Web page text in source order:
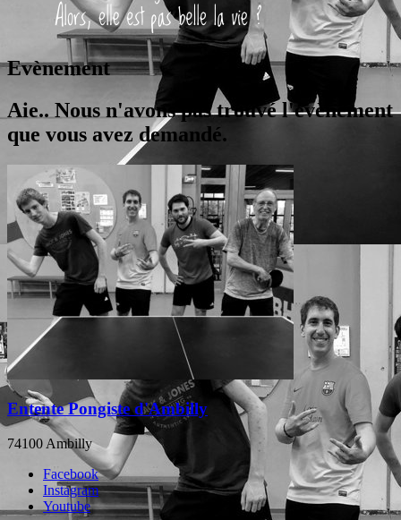
Evènement
Aie.. Nous n'avons pas trouvé l'évènement
que vous avez demandé.
Entente Pongiste d'Ambilly
74100 Ambilly
Facebook
Instagram
Youtube